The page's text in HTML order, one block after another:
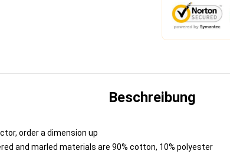
Beschreibung
order a dimension up
and marled materials are 90% cotton, 10% polyester